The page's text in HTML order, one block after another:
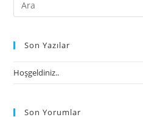
Son Yazılar
Hoşgeldiniz..
Son Yorumlar